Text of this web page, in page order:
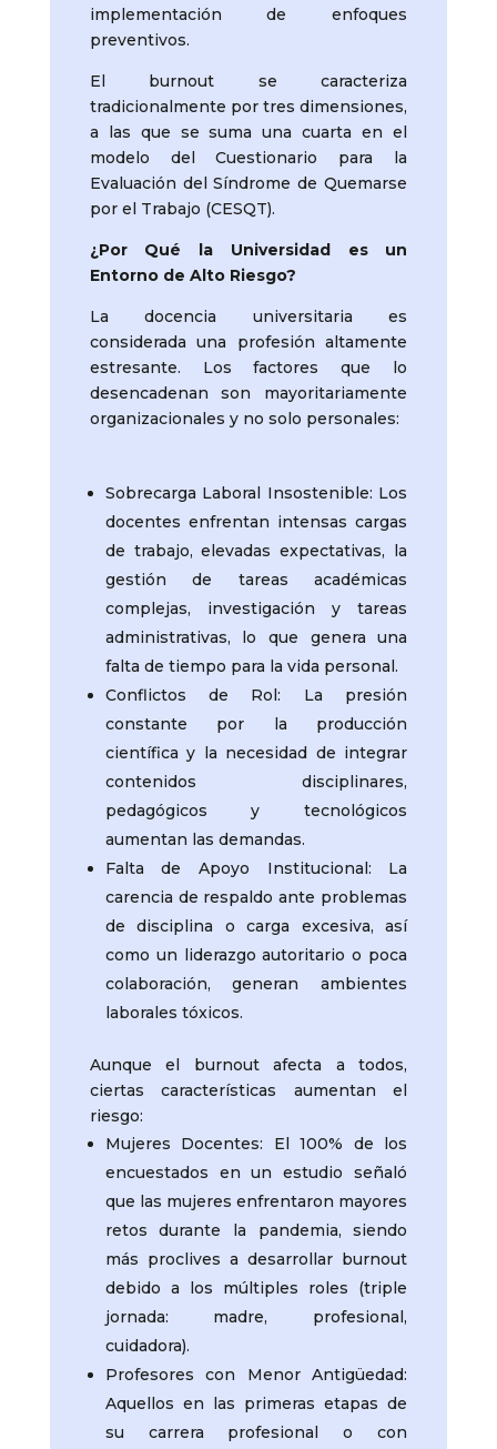
implementación de enfoques
preventivos.
El burnout se caracteriza
tradicionalmente por tres dimensiones,
a las que se suma una cuarta en el
modelo del Cuestionario para la
Evaluación del Síndrome de Quemarse
por el Trabajo (CESQT).
¿Por Qué la Universidad es un
Entorno de Alto Riesgo?
La docencia universitaria es
considerada una profesión altamente
estresante. Los factores que lo
desencadenan son mayoritariamente
organizacionales y no solo personales:
Sobrecarga Laboral Insostenible: Los
docentes enfrentan intensas cargas
de trabajo, elevadas expectativas, la
gestión de tareas académicas
complejas, investigación y tareas
administrativas, lo que genera una
falta de tiempo para la vida personal.
Conflictos de Rol: La presión
constante por la producción
científica y la necesidad de integrar
contenidos disciplinares,
pedagógicos y tecnológicos
aumentan las demandas.
Falta de Apoyo Institucional: La
carencia de respaldo ante problemas
de disciplina o carga excesiva, así
como un liderazgo autoritario o poca
colaboración, generan ambientes
laborales tóxicos.
Aunque el burnout afecta a todos,
ciertas características aumentan el
riesgo:
Mujeres Docentes: El 100% de los
encuestados en un estudio señaló
que las mujeres enfrentaron mayores
retos durante la pandemia, siendo
más proclives a desarrollar burnout
debido a los múltiples roles (triple
jornada: madre, profesional,
cuidadora).
Profesores con Menor Antigüedad:
Aquellos en las primeras etapas de
su carrera profesional o con